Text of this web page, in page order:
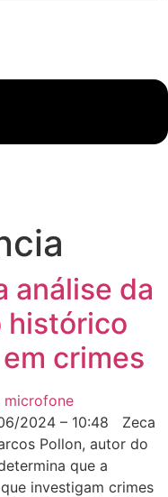
análise da
histórico
crimes
2024 – 10:48 Zeca
Pollon, autor do
que a
investigam crimes